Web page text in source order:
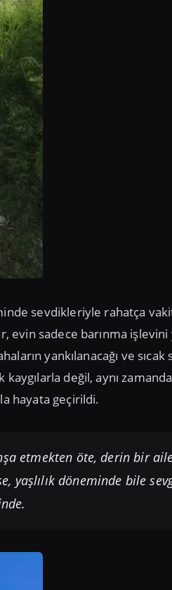
sevdikleriyle rahatça
evin sadece barınma
yankılanacağı ve
değil, aynı
hayata geçirildi.
etmekten öte, derin bir aile
döneminde bile